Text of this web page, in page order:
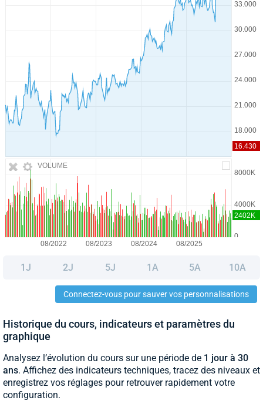
VOLUME
1J 2J 5J 1A 5A 10A
Connectez-vous pour sauver vos personnalisations
Historique du cours, indicateurs et paramètres du
graphique
Analysez l’évolution du cours sur une période de 1 jour à 30
ans. Affichez des indicateurs techniques, tracez des niveaux et
enregistrez vos réglages pour retrouver rapidement votre
configuration.